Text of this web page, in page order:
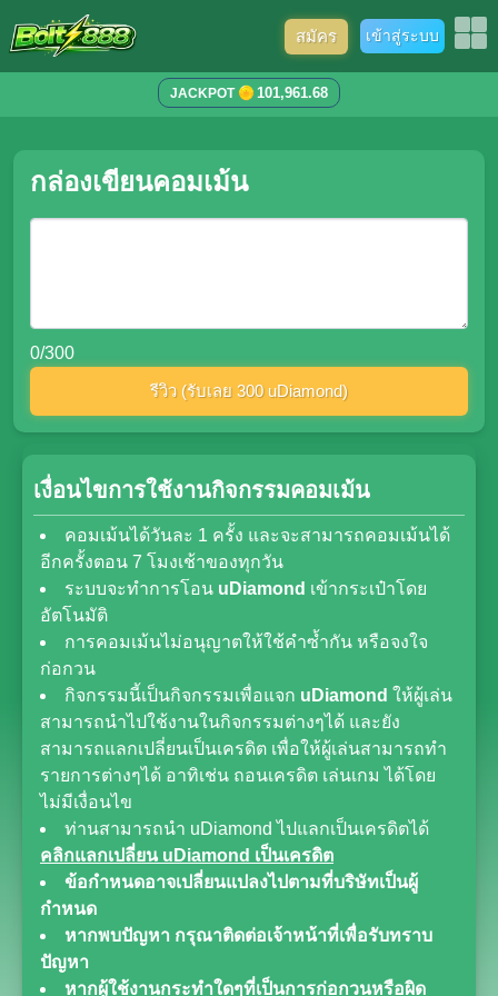
สมัคร เข้าสู่ระบบ
JACKPOT 101,961.68
กล่องเขียนคอมเม้น
0/300
รีวิว (รับเลย 300 uDiamond)
เงื่อนไขการใช้งานกิจกรรมคอมเม้น
คอมเม้นได้วันละ 1 ครั้ง และจะสามารถคอมเม้นได้
อีกครั้งตอน 7 โมงเช้าของทุกวัน
ระบบจะทำการโอน uDiamond เข้ากระเป๋าโดย
อัตโนมัติ
การคอมเม้นไม่อนุญาตให้ใช้คำซ้ำกัน หรือจงใจ
ก่อกวน
กิจกรรมนี้เป็นกิจกรรมเพื่อแจก uDiamond ให้ผู้เล่น
สามารถนำไปใช้งานในกิจกรรมต่างๆได้ และยัง
สามารถแลกเปลี่ยนเป็นเครดิต เพื่อให้ผู้เล่นสามารถทำ
รายการต่างๆได้ อาทิเช่น ถอนเครดิต เล่นเกม ได้โดย
ไม่มีเงื่อนไข
ท่านสามารถนำ uDiamond ไปแลกเป็นเครดิตได้
คลิกแลกเปลี่ยน uDiamond เป็นเครดิต
ข้อกำหนดอาจเปลี่ยนแปลงไปตามที่บริษัทเป็นผู้
กำหนด
หากพบปัญหา กรุณาติดต่อเจ้าหน้าที่เพื่อรับทราบ
ปัญหา
หากผู้ใช้งานกระทำใดๆที่เป็นการก่อกวนหรือผิด